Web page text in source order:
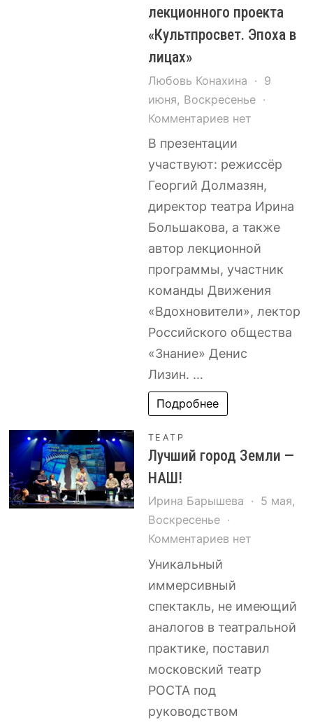
лекционного проекта
«Культпросвет. Эпоха в
лицах»
Любовь Конахина
9
июня, Воскресенье
Комментариевк
июня
в
19:00
в
Театре
«МОСТ»
состоится
показ
презентация
лекционного
«Культпросвет.
лицах»
нет
В презентации
участвуют: режиссёр
Георгий Долмазян,
директор театра Ирина
Большакова, а также
автор лекционной
программы, участник
команды Движения
«Вдохновители», лектор
Российского общества
«Знание» Денис
Лизин. …
Подробнее
ТЕАТР
Лучший город Земли —
НАШ!
Ирина Барышева
5 мая,
Воскресенье
Комментариевк
Земли
—
НАШ!
нет
Уникальный
иммерсивный
спектакль, не имеющий
аналогов в театральной
практике, поставил
московский театр
РОСТА под
руководством